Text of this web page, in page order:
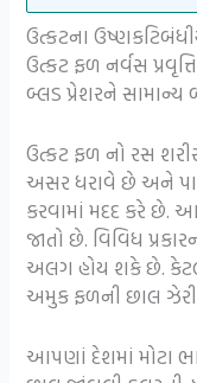
ઉત્કટના
ઉત્કટ ફળ નર્વસ
બ્લડ પ્રેશરને
ઉત્કટ ફળ નો રસ
અસર ધરાવે છે અને
કરવામાં મદદ કરે છે.
જાતો છે. વિવિધ
અલગ હોય શકે છે.
અમુક ફળની છાલ
આપણાં દેશમાં મોટા